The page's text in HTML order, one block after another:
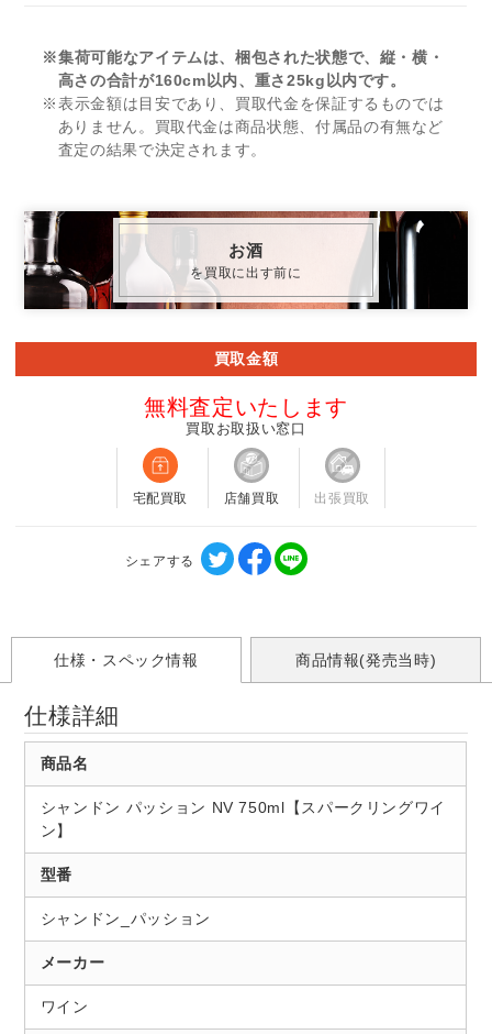
※集荷可能なアイテムは、梱包された状態で、縦・横・
高さの合計が160cm以内、重さ25kg以内です。
※表示金額は目安であり、買取代金を保証するものでは
ありません。買取代金は商品状態、付属品の有無など
査定の結果で決定されます。
お酒
を買取に出す前に
買取金額
無料査定いたします
買取お取扱い窓口
宅配買取 店舗買取 出張買取
シェアする
仕様・スペック情報 商品情報(発売当時)
仕様詳細
商品名
シャンドン パッション NV 750ml【スパークリングワイ
ン】
型番
シャンドン_パッション
メーカー
ワイン